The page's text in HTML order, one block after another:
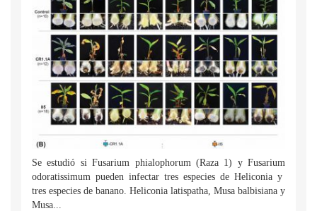
Se estudió si Fusarium phialophorum (Raza 1) y Fusarium
odoratissimum pueden infectar tres especies de Heliconia y
tres especies de banano. Heliconia latispatha, Musa balbisiana y
Musa...